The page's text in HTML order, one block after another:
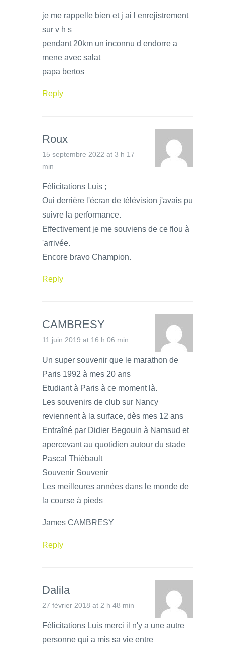
je me rappelle bien et j ai l enrejistrement
sur v h s
pendant 20km un inconnu d endorre a
mene avec salat
papa bertos
Reply
Roux
15 septembre 2022 at 3 h 17
min
Félicitations Luis ;
Oui derrière l'écran de télévision j'avais pu
suivre la performance.
Effectivement je me souviens de ce flou à
'arrivée.
Encore bravo Champion.
Reply
CAMBRESY
11 juin 2019 at 16 h 06 min
Un super souvenir que le marathon de
Paris 1992 à mes 20 ans
Etudiant à Paris à ce moment là.
Les souvenirs de club sur Nancy
reviennent à la surface, dès mes 12 ans
Entraîné par Didier Begouin à Namsud et
apercevant au quotidien autour du stade
Pascal Thiébault
Souvenir Souvenir
Les meilleures années dans le monde de
la course à pieds
James CAMBRESY
Reply
Dalila
27 février 2018 at 2 h 48 min
Félicitations Luis merci il n'y a une autre
personne qui a mis sa vie entre